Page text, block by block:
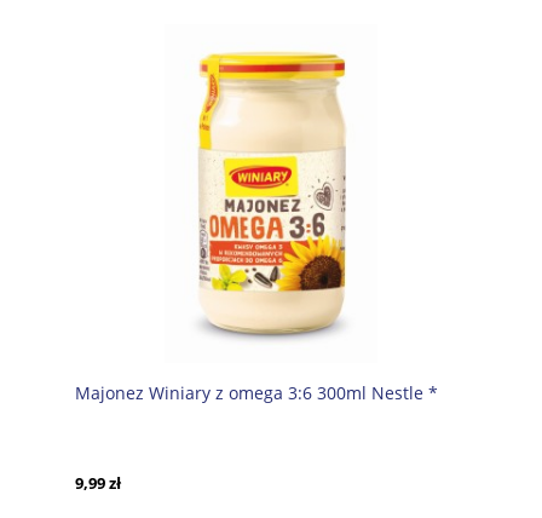
Majonez Winiary z omega 3:6 300ml Nestle *
9,99 zł